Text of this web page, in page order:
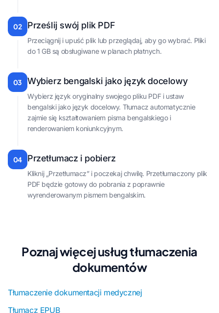
02 Prześlij swój plik PDF
Przeciągnij i upuść plik lub przeglądaj, aby go wybrać. Pliki
do 1 GB są obsługiwane w planach płatnych.
03 Wybierz bengalski jako język docelowy
Wybierz język oryginalny swojego pliku PDF i ustaw
bengalski jako język docelowy. Tłumacz automatycznie
zajmie się kształtowaniem pisma bengalskiego i
renderowaniem koniunkcyjnym.
04 Przetłumacz i pobierz
Kliknij „Przetłumacz” i poczekaj chwilę. Przetłumaczony plik
PDF będzie gotowy do pobrania z poprawnie
wyrenderowanym pismem bengalskim.
Poznaj więcej usług tłumaczenia
dokumentów
Tłumaczenie dokumentacji medycznej
Tłumacz EPUB